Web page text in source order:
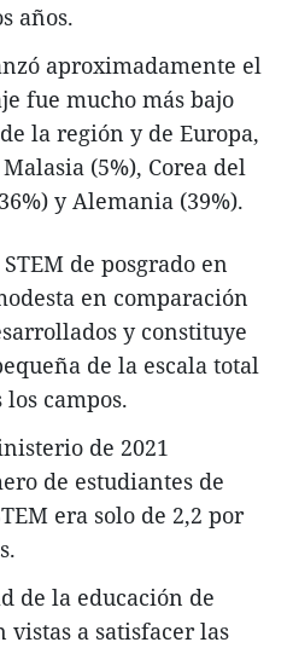
años.
aproximadamente el
fue mucho más bajo
la región y de Europa,
(5%), Corea del
y Alemania (39%).
de posgrado en
en comparación
y constituye
de la escala total
campos.
de 2021
de estudiantes de
era solo de 2,2 por
de la educación de
vistas a satisfacer las